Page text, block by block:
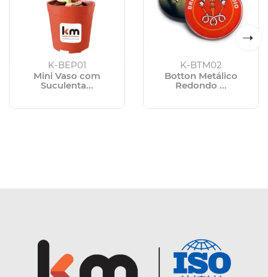
K-BEP01
Mini Vaso com
Suculenta...
K-BTM02
Botton Metálico
Redondo ...